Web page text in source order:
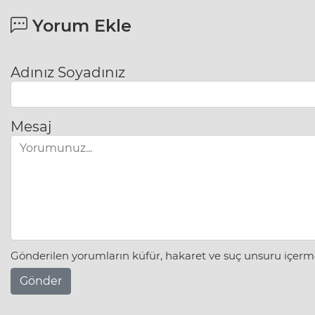
Yorum Ekle
Adınız Soyadınız
Mesaj
Gönderilen yorumların küfür, hakaret ve suç unsuru
Gönder